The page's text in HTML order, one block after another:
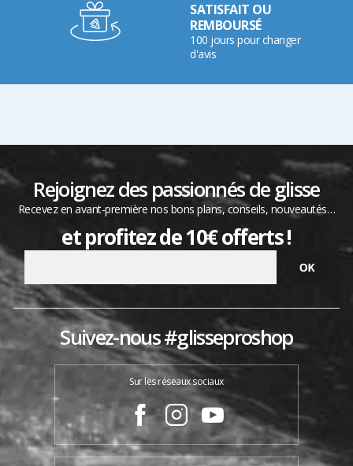
SATISFAIT OU
REMBOURSÉ
100 jours pour changer
d'avis
Rejoignez des passionnés de glisse
Recevez en avant-première nos bons plans, conseils, nouveautés…
et profitez de 10€ offerts !
Suivez-nous #glisseproshop
Sur les réseaux sociaux